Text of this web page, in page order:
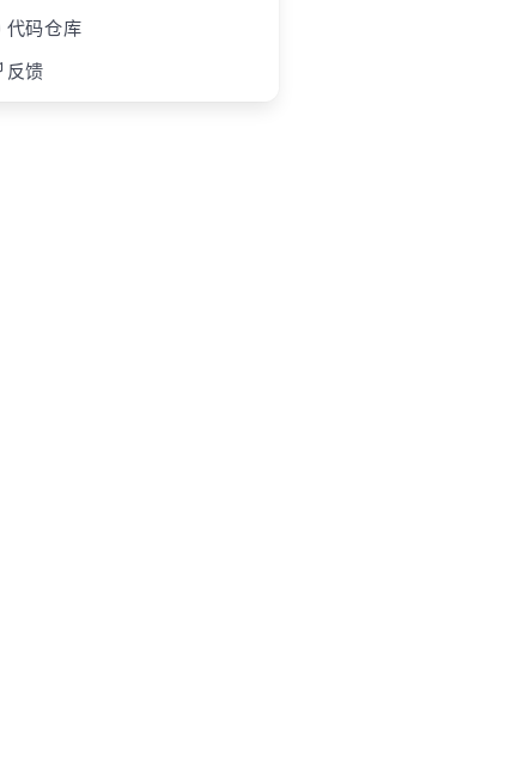
代码仓库
反馈